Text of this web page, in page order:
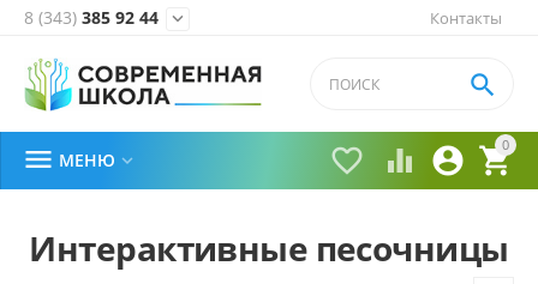
Контакты
8 (343) 385 92 44 
0


 

 МЕНЮ 
Интерактивные песочницы